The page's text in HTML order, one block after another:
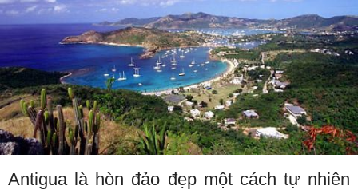
Antigua là hòn đảo đẹp một cách tự nhiên